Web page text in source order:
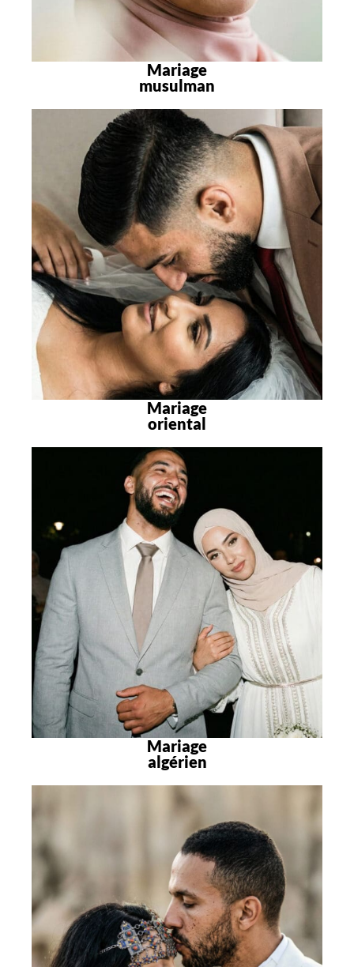
Mariage
musulman
Mariage
oriental
Mariage
algérien